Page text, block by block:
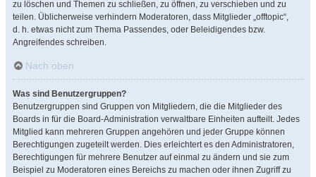
zu löschen und Themen zu schließen, zu öffnen, zu verschieben und zu
teilen. Üblicherweise verhindern Moderatoren, dass Mitglieder „offtopic“,
d. h. etwas nicht zum Thema Passendes, oder Beleidigendes bzw.
Angreifendes schreiben.
Nach oben
Was sind Benutzergruppen?
Benutzergruppen sind Gruppen von Mitgliedern, die die Mitglieder des
Boards in für die Board-Administration verwaltbare Einheiten aufteilt. Jedes
Mitglied kann mehreren Gruppen angehören und jeder Gruppe können
Berechtigungen zugeteilt werden. Dies erleichtert es den Administratoren,
Berechtigungen für mehrere Benutzer auf einmal zu ändern und sie zum
Beispiel zu Moderatoren eines Bereichs zu machen oder ihnen Zugriff zu